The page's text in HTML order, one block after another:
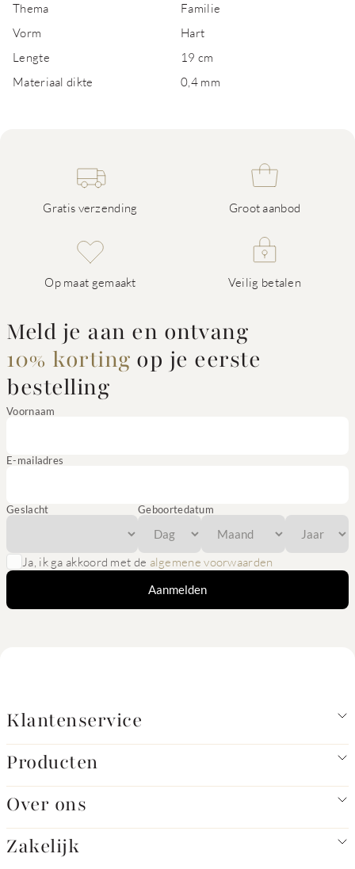
Thema
Familie
Vorm
Hart
Lengte
19 cm
Materiaal dikte
0,4 mm
Gratis verzending Groot aanbod
Op maat gemaakt Veilig betalen
Meld je aan en ontvang
10% korting op je eerste
bestelling
Voornaam
E-mailadres
Geslacht Geboortedatum
Ja, ik ga akkoord met de algemene voorwaarden
Aanmelden
Klantenservice
Producten
Over ons
Zakelijk